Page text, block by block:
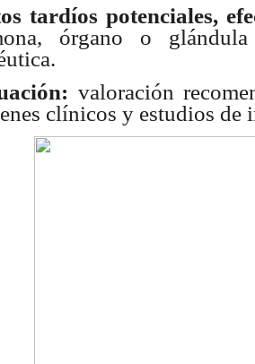
tardíos potenciales,
órgano o
valoración
clínicos y estudios de